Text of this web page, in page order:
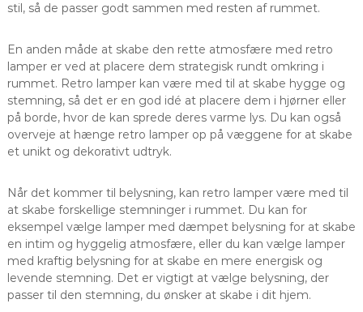
stil, så de passer godt sammen med resten af rummet.
En anden måde at skabe den rette atmosfære med retro
lamper er ved at placere dem strategisk rundt omkring i
rummet. Retro lamper kan være med til at skabe hygge og
stemning, så det er en god idé at placere dem i hjørner eller
på borde, hvor de kan sprede deres varme lys. Du kan også
overveje at hænge retro lamper op på væggene for at skabe
et unikt og dekorativt udtryk.
Når det kommer til belysning, kan retro lamper være med til
at skabe forskellige stemninger i rummet. Du kan for
eksempel vælge lamper med dæmpet belysning for at skabe
en intim og hyggelig atmosfære, eller du kan vælge lamper
med kraftig belysning for at skabe en mere energisk og
levende stemning. Det er vigtigt at vælge belysning, der
passer til den stemning, du ønsker at skabe i dit hjem.